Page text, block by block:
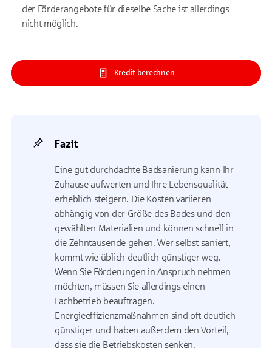
der Förderangebote für dieselbe Sache ist allerdings
nicht möglich.
Kredit berechnen
Fazit
Eine gut durchdachte Badsanierung kann Ihr
Zuhause aufwerten und Ihre Lebensqualität
erheblich steigern. Die Kosten variieren
abhängig von der Größe des Bades und den
gewählten Materialien und können schnell in
die Zehntausende gehen. Wer selbst saniert,
kommt wie üblich deutlich günstiger weg.
Wenn Sie Förderungen in Anspruch nehmen
möchten, müssen Sie allerdings einen
Fachbetrieb beauftragen.
Energieeffizienzmaßnahmen sind oft deutlich
günstiger und haben außerdem den Vorteil,
dass sie die Betriebskosten senken.